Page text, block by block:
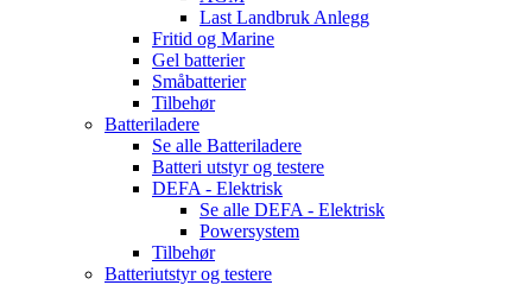
Last Landbruk Anlegg
Fritid og Marine
Gel batterier
Småbatterier
Tilbehør
Batteriladere
Se alle Batteriladere
Batteri utstyr og testere
DEFA - Elektrisk
Se alle DEFA - Elektrisk
Powersystem
Tilbehør
Batteriutstyr og testere